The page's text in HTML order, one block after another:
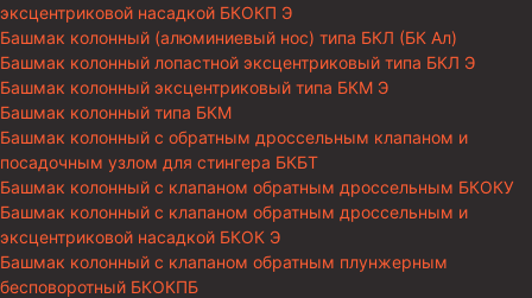
эксцентриковой насадкой БКОКП Э
Башмак колонный (алюминиевый нос) типа БКЛ (БК Ал)
Башмак колонный лопастной эксцентриковый типа БКЛ Э
Башмак колонный эксцентриковый типа БКМ Э
Башмак колонный типа БКМ
Башмак колонный с обратным дроссельным клапаном и
посадочным узлом для стингера БКБТ
Башмак колонный с клапаном обратным дроссельным БКОКУ
Башмак колонный с клапаном обратным дроссельным и
эксцентриковой насадкой БКОК Э
Башмак колонный с клапаном обратным плунжерным
бесповоротный БКОКПБ